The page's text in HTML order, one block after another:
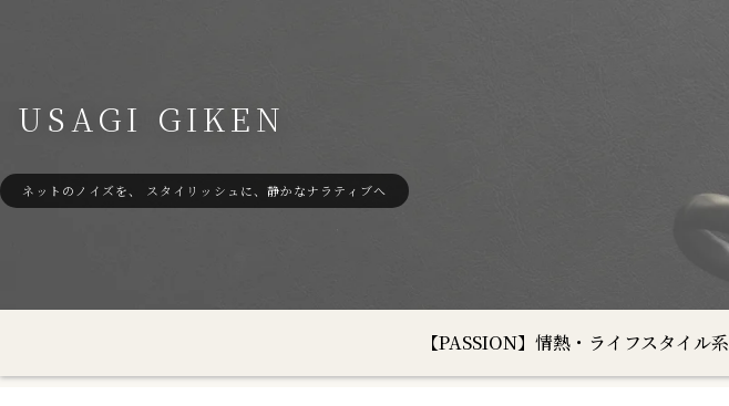
USAGI GIKEN
ネットのノイズを、 スタイリッシュに、静かなナラティブへ
【PASSION】情熱・ライフスタイル系